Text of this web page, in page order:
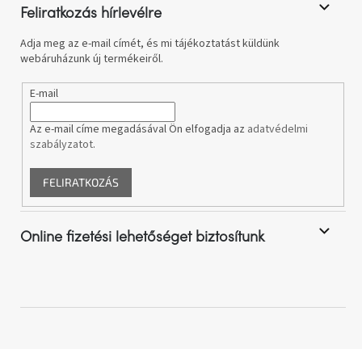
m
e
Feliratkozás hírlevélre
Adja meg az e-mail címét, és mi tájékoztatást küldünk
webáruházunk új termékeiről.
E-mail
Az e-mail címe megadásával Ön elfogadja az adatvédelmi
szabályzatot.
FELIRATKOZÁS
Online fizetési lehetőséget biztosítunk